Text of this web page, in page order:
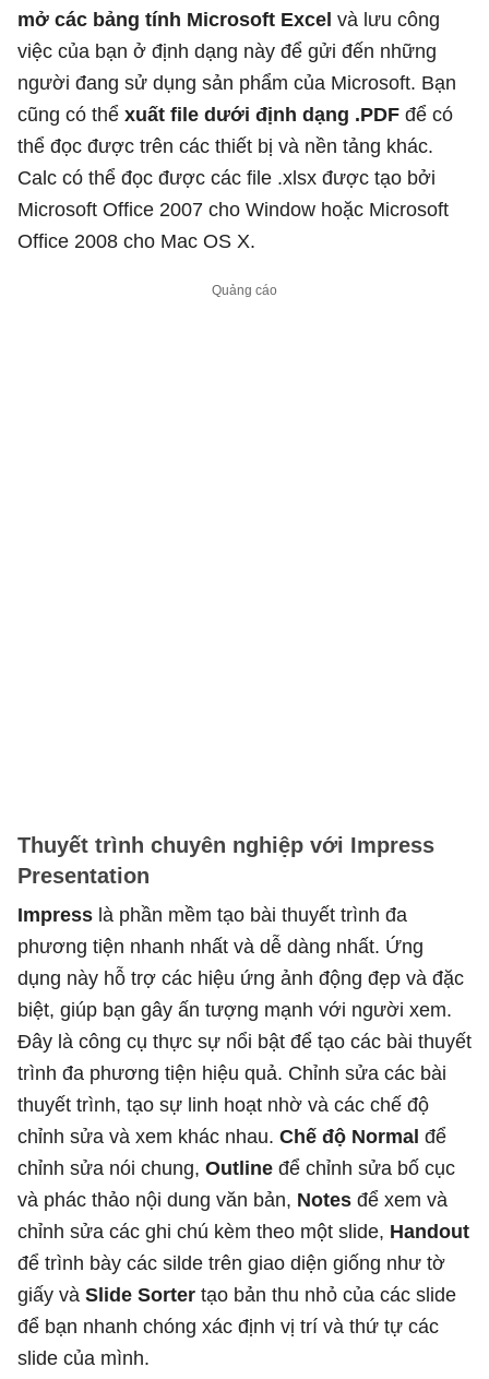
mở các bảng tính Microsoft Excel và lưu công
việc của bạn ở định dạng này để gửi đến những
người đang sử dụng sản phẩm của Microsoft. Bạn
cũng có thể xuất file dưới định dạng .PDF để có
thể đọc được trên các thiết bị và nền tảng khác.
Calc có thể đọc được các file .xlsx được tạo bởi
Microsoft Office 2007 cho Window hoặc Microsoft
Office 2008 cho Mac OS X.
Thuyết trình chuyên nghiệp với Impress
Presentation
Impress là phần mềm tạo bài thuyết trình đa
phương tiện nhanh nhất và dễ dàng nhất. Ứng
dụng này hỗ trợ các hiệu ứng ảnh động đẹp và đặc
biệt, giúp bạn gây ấn tượng mạnh với người xem.
Đây là công cụ thực sự nổi bật để tạo các bài thuyết
trình đa phương tiện hiệu quả. Chỉnh sửa các bài
thuyết trình, tạo sự linh hoạt nhờ và các chế độ
chỉnh sửa và xem khác nhau. Chế độ Normal để
chỉnh sửa nói chung, Outline để chỉnh sửa bố cục
và phác thảo nội dung văn bản, Notes để xem và
chỉnh sửa các ghi chú kèm theo một slide, Handout
để trình bày các silde trên giao diện giống như tờ
giấy và Slide Sorter tạo bản thu nhỏ của các slide
để bạn nhanh chóng xác định vị trí và thứ tự các
slide của mình.